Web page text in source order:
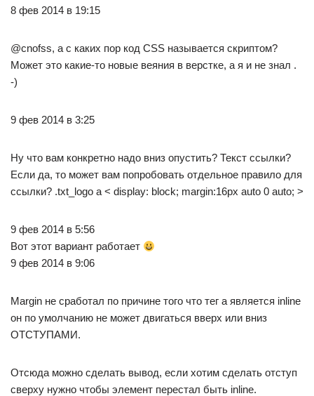
8 фев 2014 в 19:15
@cnofss, а с каких пор код CSS называется скриптом?
Может это какие-то новые веяния в верстке, а я и не знал .
-)
9 фев 2014 в 3:25
Ну что вам конкретно надо вниз опустить? Текст ссылки?
Если да, то может вам попробовать отдельное правило для
ссылки? .txt_logo a < display: block; margin:16px auto 0 auto; >
9 фев 2014 в 5:56
Вот этот вариант работает
9 фев 2014 в 9:06
Margin не сработал по причине того что тег a является inline
он по умолчанию не может двигаться вверх или вниз
ОТСТУПАМИ.
Отсюда можно сделать вывод, если хотим сделать отступ
сверху нужно чтобы элемент перестал быть inline.